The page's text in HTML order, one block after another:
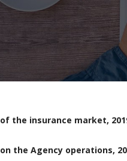
the insurance market,
the Agency operations,